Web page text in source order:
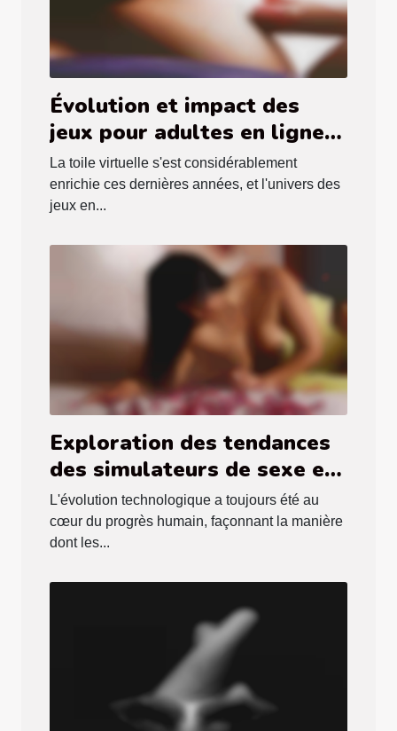
Évolution et impact des
jeux pour adultes en ligne
en 2025
La toile virtuelle s'est considérablement
enrichie ces dernières années, et l'univers des
jeux en...
Exploration des tendances
des simulateurs de sexe en
réalité virtuelle en 2025
L'évolution technologique a toujours été au
cœur du progrès humain, façonnant la manière
dont les...